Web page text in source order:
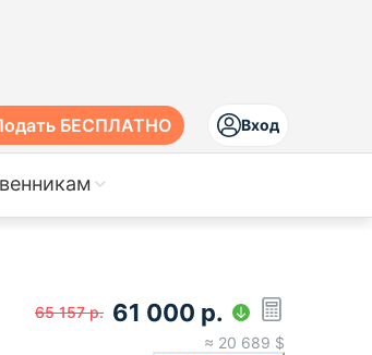
БЕСПЛАТНО Вход
65 157 р. 61 000 р.
≈ 20 689 $